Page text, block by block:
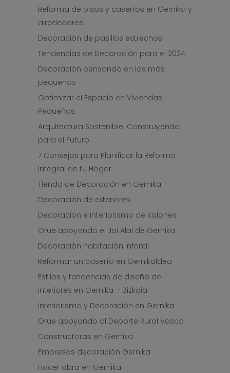
Reforma de pisos y caseríos en Gernika y
alrededores
Decoración de pasillos estrechos
Tendencias de Decoración para el 2024
Decoración pensando en los más
pequeños
Optimizar el Espacio en Viviendas
Pequeñas
Arquitectura Sostenible: Construyendo
para el Futuro
7 Consejos para Planificar la Reforma
Integral de tu Hogar
Tienda de Decoración en Gernika
Decoración de exteriores
Decoración e interiorismo de salones
Orue apoyando el Jai Alai de Gernika
Decoración habitación infantil
Reformar un caserío en Gernikaldea
Estilos y tendencias de diseño de
interiores en Gernika – Bizkaia
Interiorismo y Decoración en Gernika
Orue apoyando al Deporte Rural Vasco
Constructoras en Gernika
Empresas decoración Gernika
Hacer obra en Gernika